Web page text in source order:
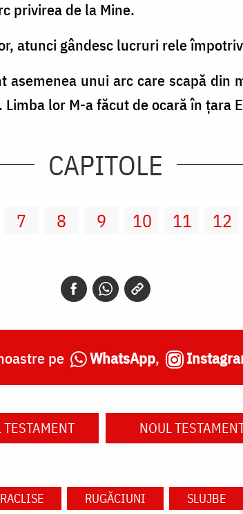
privirea de la Mine.
atunci gândesc lucruri rele
asemenea unui arc care scapă din
lor M-a făcut de ocară în ţara
CAPITOLE
7 8 9 10 11 12
pe WhatsApp,
NOUL
RUGĂCIUNI SLUJBE